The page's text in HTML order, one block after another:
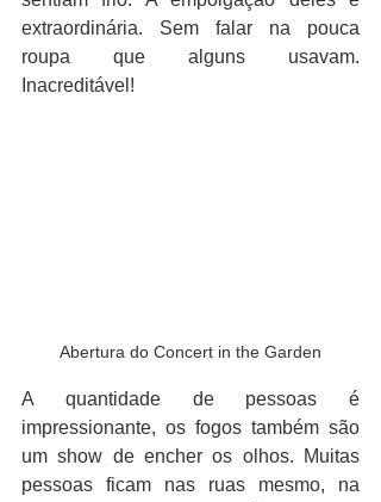
extraordinária. Sem falar na pouca
roupa que alguns usavam.
Inacreditável!
Abertura do Concert in the Garden
A quantidade de pessoas é
impressionante, os fogos também são
um show de encher os olhos. Muitas
pessoas ficam nas ruas mesmo, na